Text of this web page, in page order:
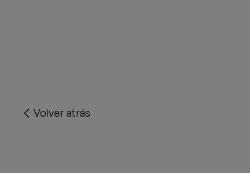
Volver atrás